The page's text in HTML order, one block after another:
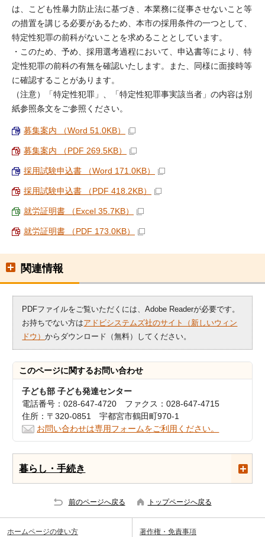
は、こども性暴力防止法に基づき、本業務に従事させないこと等
の措置を講じる必要があるため、本市の採用条件の一つとして、
特定性犯罪の前科がないことを求めることとしています。
・このため、予め、採用選考過程において、申込書等により、特
定性犯罪の前科の有無を確認いたします。また、同様に面接時等
に確認することがあります。
（注意）「特定性犯罪」、「特定性犯罪事実該当者」の内容は別
紙参照条文をご参照ください。
募集案内 （Word 51.0KB）
募集案内 （PDF 269.5KB）
採用試験申込書 （Word 171.0KB）
採用試験申込書 （PDF 418.2KB）
就労証明書 （Excel 35.7KB）
就労証明書 （PDF 173.0KB）
関連情報
PDFファイルをご覧いただくには、Adobe Readerが必要です。
お持ちでない方はアドビシステムズ社のサイト（新しいウィン
ドウ）からダウンロード（無料）してください。
このページに関するお問い合わせ
子ども部 子ども発達センター
電話番号：028-647-4720 ファクス：028-647-4715
住所：〒320-0851 宇都宮市鶴田町970-1
お問い合わせは専用フォームをご利用ください。
暮らし・手続き
前のページへ戻る トップページへ戻る
ホームページの使い方 著作権・免責事項